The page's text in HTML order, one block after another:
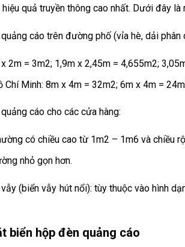
quả truyền thông cao nhất. Dưới đây
cáo trên đường phố (vỉa hè, dải phân
2m = 3m2; 1,9m x 2,45m = 4,655m2;
Chí Minh: 8m x 4m = 32m2; 6m x 4m =
cáo cho các cửa hàng:
có chiều cao từ 1m2 – 1m6 và chiều
nhỏ gọn hơn.
(biển vẫy hút nổi): tùy thuộc vào hình
biển hộp đèn quảng cáo